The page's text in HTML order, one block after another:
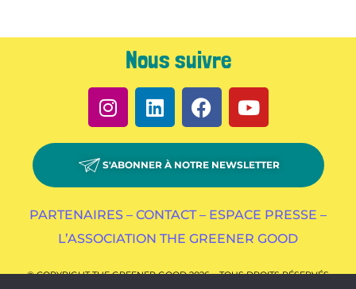
Nous suivre
S'ABONNER À NOTRE NEWSLETTER
PARTENAIRES – CONTACT – ESPACE PRESSE –
L’ASSOCIATION THE GREENER GOOD
© COPYRIGHT THE GREENER GOOD 2026 – TOUS DROITS RÉSERVÉS